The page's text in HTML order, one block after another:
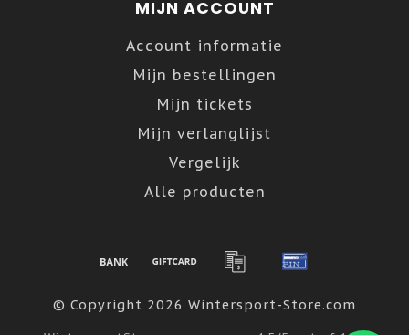
MIJN ACCOUNT
Account informatie
Mijn bestellingen
Mijn tickets
Mijn verlanglijst
Vergelijk
Alle producten
© Copyright 2026 Wintersport-Store.com